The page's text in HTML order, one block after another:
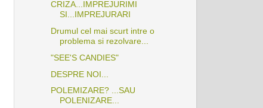
CRIZA...IMPREJURIMI
SI...IMPREJURARI
Drumul cel mai scurt intre o
problema si rezolvare...
"SEE'S CANDIES"
DESPRE NOI...
POLEMIZARE? ...SAU
POLENIZARE...